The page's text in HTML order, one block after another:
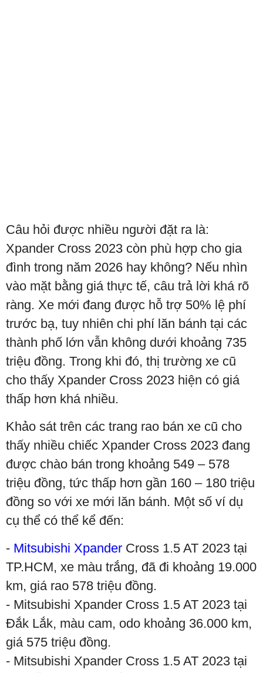
Câu hỏi được nhiều người đặt ra là:
Xpander Cross 2023 còn phù hợp cho gia
đình trong năm 2026 hay không? Nếu nhìn
vào mặt bằng giá thực tế, câu trả lời khá rõ
ràng. Xe mới đang được hỗ trợ 50% lệ phí
trước bạ, tuy nhiên chi phí lăn bánh tại các
thành phố lớn vẫn không dưới khoảng 735
triệu đồng. Trong khi đó, thị trường xe cũ
cho thấy Xpander Cross 2023 hiện có giá
thấp hơn khá nhiều.
Khảo sát trên các trang rao bán xe cũ cho
thấy nhiều chiếc Xpander Cross 2023 đang
được chào bán trong khoảng 549 – 578
triệu đồng, tức thấp hơn gần 160 – 180 triệu
đồng so với xe mới lăn bánh. Một số ví dụ
cụ thể có thể kể đến:
- Mitsubishi Xpander Cross 1.5 AT 2023 tại
TP.HCM, xe màu trắng, đã đi khoảng 19.000
km, giá rao 578 triệu đồng.
- Mitsubishi Xpander Cross 1.5 AT 2023 tại
Đắk Lắk, màu cam, odo khoảng 36.000 km,
giá 575 triệu đồng.
- Mitsubishi Xpander Cross 1.5 AT 2023 tại